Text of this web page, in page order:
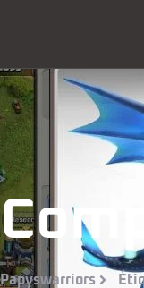
Papyswarriors